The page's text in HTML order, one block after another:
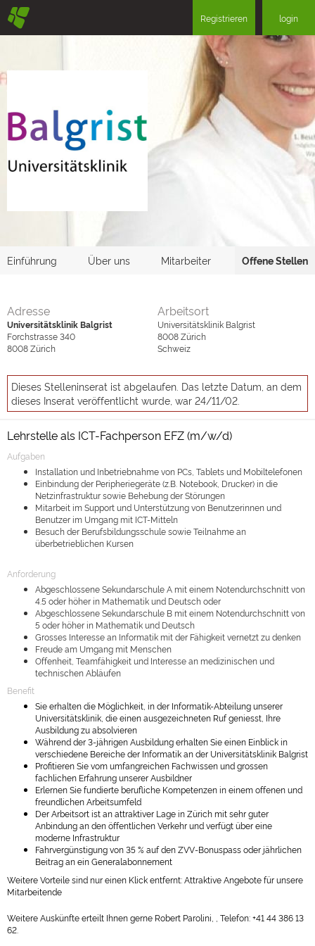
§ Registrieren login
Einführung Über uns Mitarbeiter Offene Stellen
Adresse
Universitätsklinik Balgrist
Forchstrasse 340
8008Zürich
Arbeitsort
Universitätsklinik Balgrist
8008Zürich
Schweiz
Dieses Stelleninserat ist abgelaufen. Das letzte Datum, an dem
dieses Inserat veröffentlicht wurde, war 24/11/02.
Lehrstelle als ICT-Fachperson EFZ (m/w/d)
Aufgaben
Installation und Inbetriebnahme von PCs, Tablets und Mobiltelefonen
Einbindung der Peripheriegeräte (z.B. Notebook, Drucker) in die
Netzinfrastruktur sowie Behebung der Störungen
Mitarbeit im Support und Unterstützung von Benutzerinnen und
Benutzer im Umgang mit ICT-Mitteln
Besuch der Berufsbildungsschule sowie Teilnahme an
überbetrieblichen Kursen
Anforderung
Abgeschlossene Sekundarschule A mit einem Notendurchschnitt von
4.5 oder höher in Mathematik und Deutsch oder
Abgeschlossene Sekundarschule B mit einem Notendurchschnitt von
5 oder höher in Mathematik und Deutsch
Grosses Interesse an Informatik mit der Fähigkeit vernetzt zu denken
Freude am Umgang mit Menschen
Offenheit, Teamfähigkeit und Interesse an medizinischen und
technischen Abläufen
Benefit
Sie erhalten die Möglichkeit, in der Informatik-Abteilung unserer
Universitätsklinik, die einen ausgezeichneten Ruf geniesst, Ihre
Ausbildung zu absolvieren
Während der 3-jährigen Ausbildung erhalten Sie einen Einblick in
verschiedene Bereiche der Informatik an der Universitätsklinik Balgrist
Profitieren Sie vom umfangreichen Fachwissen und grossen
fachlichen Erfahrung unserer Ausbildner
Erlernen Sie fundierte berufliche Kompetenzen in einem offenen und
freundlichen Arbeitsumfeld
Der Arbeitsort ist an attraktiver Lage in Zürich mit sehr guter
Anbindung an den öffentlichen Verkehr und verfügt über eine
moderne Infrastruktur
Fahrvergünstigung von 35 % auf den ZVV-Bonuspass oder jährlichen
Beitrag an ein Generalabonnement
Weitere Vorteile sind nur einen Klick entfernt: Attraktive Angebote für unsere
Mitarbeitende
Weitere Auskünfte erteilt Ihnen gerne Robert Parolini, , Telefon: +41 44 386 13
62.